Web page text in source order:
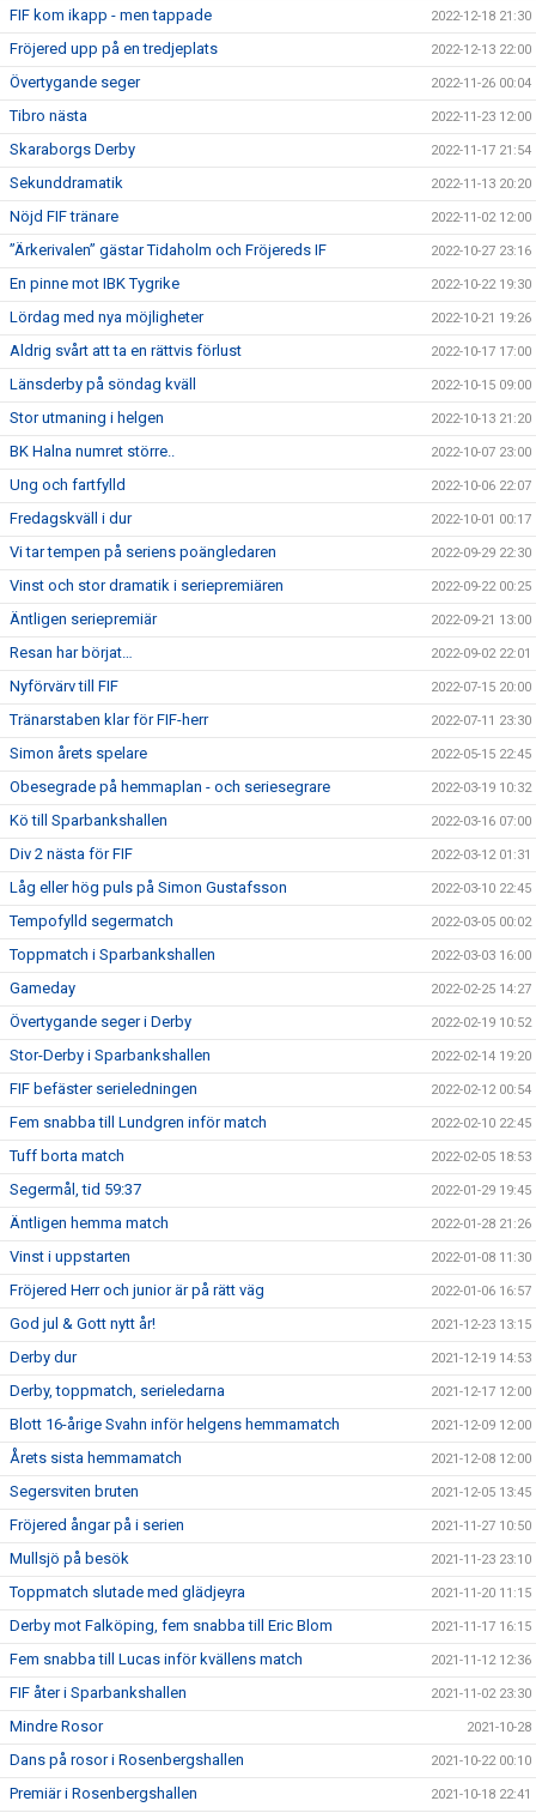
FIF kom ikapp - men tappade 2022-12-18 21:30
Fröjered upp på en tredjeplats 2022-12-13 22:00
Övertygande seger 2022-11-26 00:04
Tibro nästa 2022-11-23 12:00
Skaraborgs Derby 2022-11-17 21:54
Sekunddramatik 2022-11-13 20:20
Nöjd FIF tränare 2022-11-02 12:00
”Ärkerivalen” gästar Tidaholm och Fröjereds IF 2022-10-27 23:16
En pinne mot IBK Tygrike 2022-10-22 19:30
Lördag med nya möjligheter 2022-10-21 19:26
Aldrig svårt att ta en rättvis förlust 2022-10-17 17:00
Länsderby på söndag kväll 2022-10-15 09:00
Stor utmaning i helgen 2022-10-13 21:20
BK Halna numret större.. 2022-10-07 23:00
Ung och fartfylld 2022-10-06 22:07
Fredagskväll i dur 2022-10-01 00:17
Vi tar tempen på seriens poängledaren 2022-09-29 22:30
Vinst och stor dramatik i seriepremiären 2022-09-22 00:25
Äntligen seriepremiär 2022-09-21 13:00
Resan har börjat… 2022-09-02 22:01
Nyförvärv till FIF 2022-07-15 20:00
Tränarstaben klar för FIF-herr 2022-07-11 23:30
Simon årets spelare 2022-05-15 22:45
Obesegrade på hemmaplan - och seriesegrare 2022-03-19 10:32
Kö till Sparbankshallen 2022-03-16 07:00
Div 2 nästa för FIF 2022-03-12 01:31
Låg eller hög puls på Simon Gustafsson 2022-03-10 22:45
Tempofylld segermatch 2022-03-05 00:02
Toppmatch i Sparbankshallen 2022-03-03 16:00
Gameday 2022-02-25 14:27
Övertygande seger i Derby 2022-02-19 10:52
Stor-Derby i Sparbankshallen 2022-02-14 19:20
FIF befäster serieledningen 2022-02-12 00:54
Fem snabba till Lundgren inför match 2022-02-10 22:45
Tuff borta match 2022-02-05 18:53
Segermål, tid 59:37 2022-01-29 19:45
Äntligen hemma match 2022-01-28 21:26
Vinst i uppstarten 2022-01-08 11:30
Fröjered Herr och junior är på rätt väg 2022-01-06 16:57
God jul & Gott nytt år! 2021-12-23 13:15
Derby dur 2021-12-19 14:53
Derby, toppmatch, serieledarna 2021-12-17 12:00
Blott 16-årige Svahn inför helgens hemmamatch 2021-12-09 12:00
Årets sista hemmamatch 2021-12-08 12:00
Segersviten bruten 2021-12-05 13:45
Fröjered ångar på i serien 2021-11-27 10:50
Mullsjö på besök 2021-11-23 23:10
Toppmatch slutade med glädjeyra 2021-11-20 11:15
Derby mot Falköping, fem snabba till Eric Blom 2021-11-17 16:15
Fem snabba till Lucas inför kvällens match 2021-11-12 12:36
FIF åter i Sparbankshallen 2021-11-02 23:30
Mindre Rosor 2021-10-28
Dans på rosor i Rosenbergshallen 2021-10-22 00:10
Premiär i Rosenbergshallen 2021-10-18 22:41